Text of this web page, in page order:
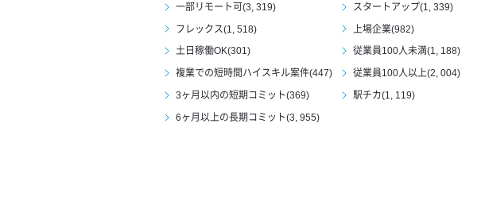
一部リモート可(3, 319)
フレックス(1, 518)
土日稼働OK(301)
複業での短時間ハイスキル案件(447)
3ヶ月以内の短期コミット(369)
6ヶ月以上の長期コミット(3, 955)
スタートアップ(1, 339)
上場企業(982)
従業員100人未満(1, 188)
従業員100人以上(2, 004)
駅チカ(1, 119)